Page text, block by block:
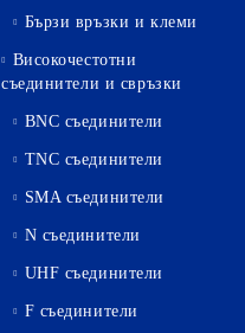
Бързи връзки и клеми
Високочестотни
съединители и свръзки
BNC съединители
TNC съединители
SMA съединители
N съединители
UHF съединители
F съединители